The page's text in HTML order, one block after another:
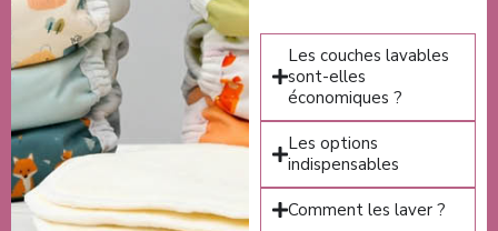
Les couches lavables
sont-elles
économiques ?
Les options
indispensables
Comment les laver ?